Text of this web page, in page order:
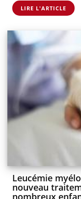
LIRE L'ARTICLE
Leucémie
nouveau